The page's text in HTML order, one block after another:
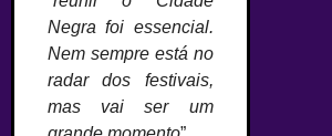
Negra foi essencial.
Nem sempre está no
radar dos festivais,
mas vai ser um